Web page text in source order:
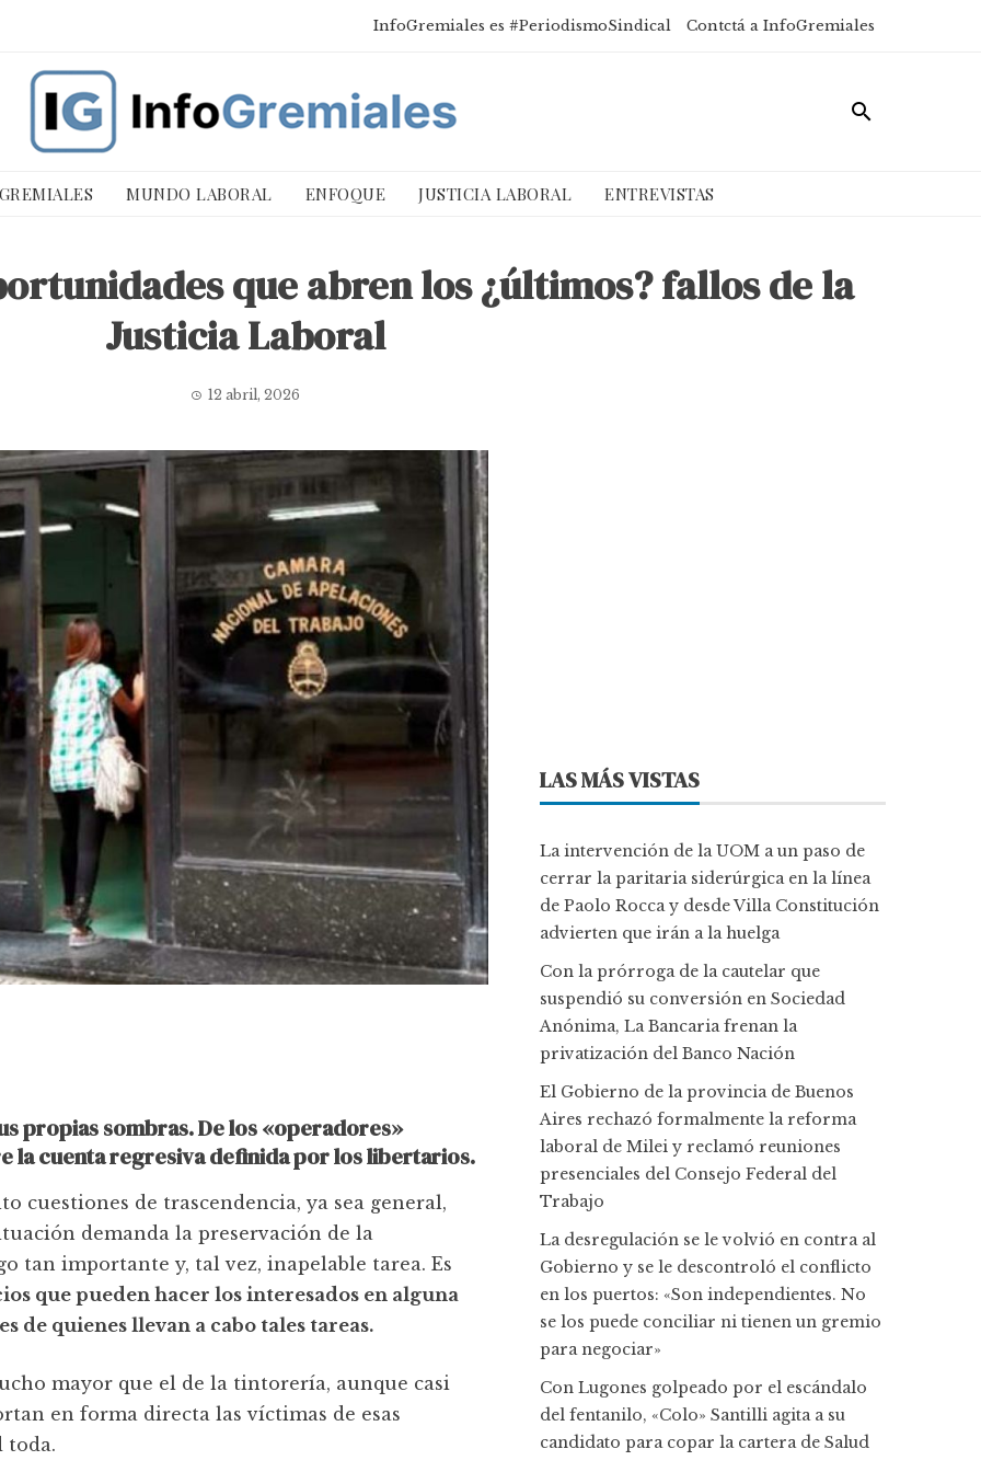
InfoGremiales es #PeriodismoSindical Contctá a InfoGremiales
MUNDO LABORAL ENFOQUE JUSTICIA LABORAL ENTREVISTAS
que abren los ¿últimos? fallos de la
Justicia Laboral
12 abril, 2026
propias sombras. De los «operadores»
la cuenta regresiva definida por los libertarios.
cuestiones de trascendencia, ya sea general,
demanda la preservación de la
tan importante y, tal vez, inapelable tarea. Es
que pueden hacer los interesados en alguna
de quienes llevan a cabo tales tareas.
mayor que el de la tintorería, aunque casi
en forma directa las víctimas de esas
toda.
LAS MÁS VISTAS
La intervención de la UOM a un paso de
cerrar la paritaria siderúrgica en la línea
de Paolo Rocca y desde Villa Constitución
advierten que irán a la huelga
Con la prórroga de la cautelar que
suspendió su conversión en Sociedad
Anónima, La Bancaria frenan la
privatización del Banco Nación
El Gobierno de la provincia de Buenos
Aires rechazó formalmente la reforma
laboral de Milei y reclamó reuniones
presenciales del Consejo Federal del
Trabajo
La desregulación se le volvió en contra al
Gobierno y se le descontroló el conflicto
en los puertos: «Son independientes. No
se los puede conciliar ni tienen un gremio
para negociar»
Con Lugones golpeado por el escándalo
del fentanilo, «Colo» Santilli agita a su
candidato para copar la cartera de Salud